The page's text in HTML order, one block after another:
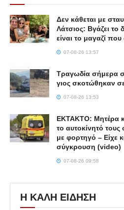
Δεν κάθεται με
Λάτσιος: Βγάζει το
είναι το μαγαζί
07-08-26 13:57
Τραγωδία σήμερα
γιος σκοτώθηκαν
07-08-26 13:53
ΕΚΤΑΚΤΟ: Μητέρα
το αυτοκίνητό
με φορτηγό – Είχε
σύγκρουση (video)
07-08-26 09:58
Η ΚΑΛΗ ΕΙΔΗΣΗ